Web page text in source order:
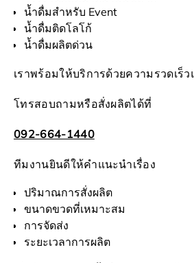
น้ำดื่มสำหรับ Event
น้ำดื่มติดโลโก้
น้ำดื่มผลิตด่วน
เราพร้อมให้บริการด้วยความรวดเร็
โทรสอบถามหรือสั่งผลิตได้ที่
092-664-1440
ทีมงานยินดีให้คำแนะนำเรื่อง
ปริมาณการสั่งผลิต
ขนาดขวดที่เหมาะสม
การจัดส่ง
ระยะเวลาการผลิต